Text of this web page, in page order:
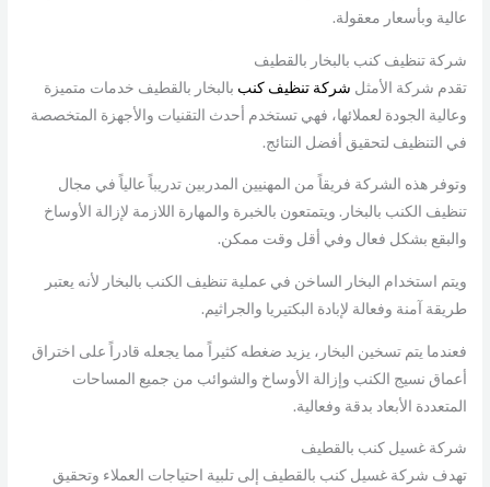
عالية وبأسعار معقولة.
شركة تنظيف كنب بالبخار بالقطيف
تقدم شركة الأمثل شركة تنظيف كنب بالبخار بالقطيف خدمات متميزة
وعالية الجودة لعملائها، فهي تستخدم أحدث التقنيات والأجهزة المتخصصة
في التنظيف لتحقيق أفضل النتائج.
وتوفر هذه الشركة فريقاً من المهنيين المدربين تدريباً عالياً في مجال
تنظيف الكنب بالبخار. ويتمتعون بالخبرة والمهارة اللازمة لإزالة الأوساخ
والبقع بشكل فعال وفي أقل وقت ممكن.
ويتم استخدام البخار الساخن في عملية تنظيف الكنب بالبخار لأنه يعتبر
طريقة آمنة وفعالة لإبادة البكتيريا والجراثيم.
فعندما يتم تسخين البخار، يزيد ضغطه كثيراً مما يجعله قادراً على اختراق
أعماق نسيج الكنب وإزالة الأوساخ والشوائب من جميع المساحات
المتعددة الأبعاد بدقة وفعالية.
شركة غسيل كنب بالقطيف
تهدف شركة غسيل كنب بالقطيف إلى تلبية احتياجات العملاء وتحقيق